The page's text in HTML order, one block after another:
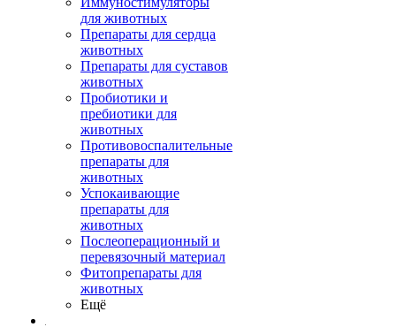
для животных
Препараты для сердца
животных
Препараты для суставов
животных
Пробиотики и
пребиотики для
животных
Противовоспалительные
препараты для
животных
Успокаивающие
препараты для
животных
Послеоперационный и
перевязочный материал
Фитопрепараты для
животных
Ещё